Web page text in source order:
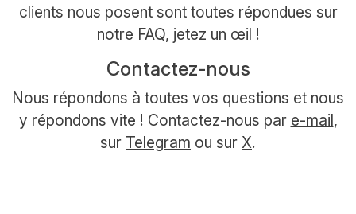
clients nous posent sont toutes répondues sur
notre FAQ, jetez un œil !
Contactez-nous
Nous répondons à toutes vos questions et nous
y répondons vite ! Contactez-nous par e-mail,
sur Telegram ou sur X.